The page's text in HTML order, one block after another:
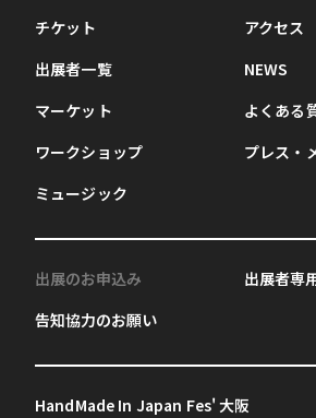
チケット
出展者一覧
マーケット
ワークショップ
ミュージック
アクセス
NEWS
よくある
プレス・
出展のお申込み
告知協力のお願い
出展者専
HandMade In Japan Fes' 大阪